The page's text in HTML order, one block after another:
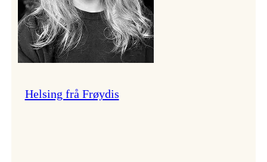
Helsing frå Frøydis